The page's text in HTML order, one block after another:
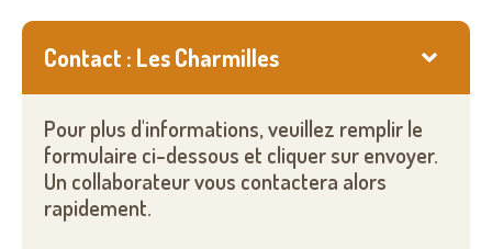
Contact : Les Charmilles
Pour plus d'informations, veuillez remplir le
formulaire ci-dessous et cliquer sur envoyer.
Un collaborateur vous contactera alors
rapidement.